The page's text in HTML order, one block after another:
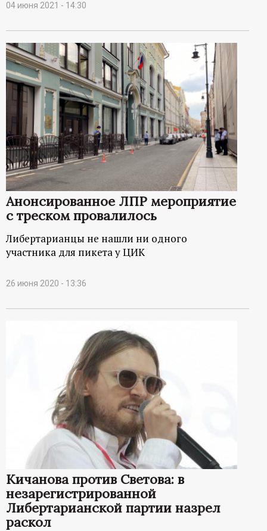
04 июня 2021 - 14:30
Анонсированное ЛПР мероприятие
с треском провалилось
Либертарианцы не нашли ни одного
участника для пикета у ЦИК
26 июня 2020 - 13:36
Кичанова против Светова: в
незарегистрированной
Либертарианской партии назрел
раскол